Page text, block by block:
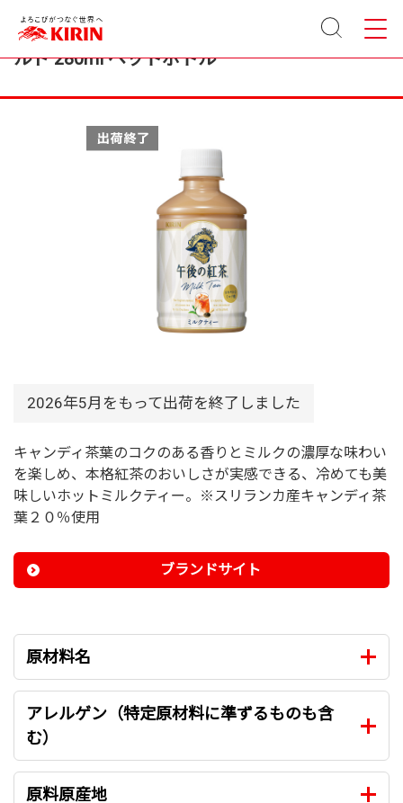
サイト
内検索
メニュ
ー
キリン 午後の紅茶 ミルクティー ホット＆コー
ルド 280ml ペットボトル
2026年5月をもって出荷を終了しました
キャンディ茶葉のコクのある香りとミルクの濃厚な味わい
を楽しめ、本格紅茶のおいしさが実感できる、冷めても美
味しいホットミルクティー。※スリランカ産キャンディ茶
葉２０％使用
ブランドサイト
原材料名
アレルゲン（特定原材料に準ずるものも含
む）
原料原産地